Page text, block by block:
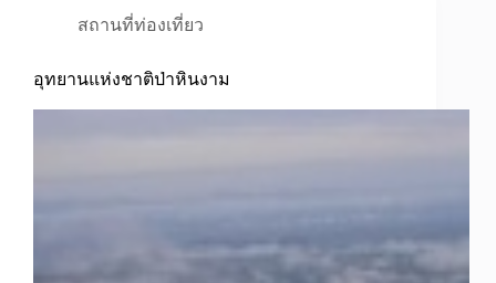
สถานที่ท่องเที่ยว
อุทยานแห่งชาติป่าหินงาม